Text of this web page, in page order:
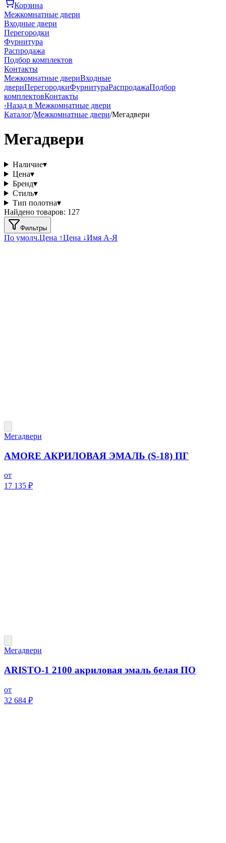
Корзина
Межкомнатные двери
Входные двери
Перегородки
Фурнитура
Распродажа
Подбор комплектов
Контакты
Межкомнатные двериВходные
двериПерегородкиФурнитураРаспродажаПодбор
комплектовКонтакты
‹Назад в Межкомнатные двери
Каталог/Межкомнатные двери/Мегадвери
Мегадвери
Наличие▾
Цена▾
Бренд▾
Стиль▾
Тип полотна▾
Найдено товаров: 127
Фильтры
По умолч.Цена ↑Цена ↓Имя А-Я
Мегадвери
AMORE АКРИЛОВАЯ ЭМАЛЬ (S-18) ПГ
от
17 135 ₽
Мегадвери
ARISTO-1 2100 акриловая эмаль белая ПО
от
32 684 ₽